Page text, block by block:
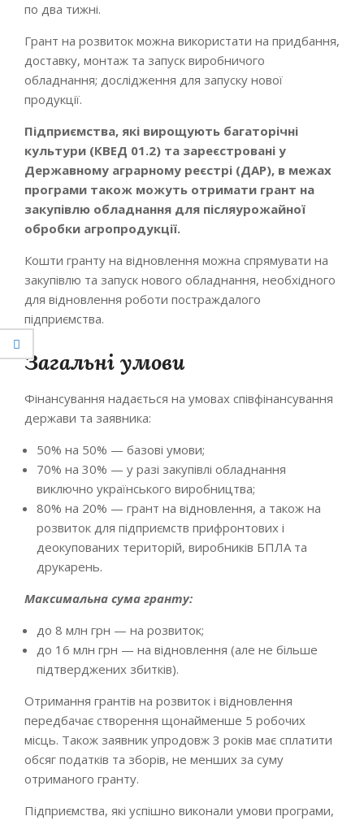
по два тижні.
Грант на розвиток можна використати на придбання,
доставку, монтаж та запуск виробничого
обладнання; дослідження для запуску нової
продукції.
Підприємства, які вирощують багаторічні
культури (КВЕД 01.2) та зареєстровані у
Державному аграрному реєстрі (ДАР), в межах
програми також можуть отримати грант на
закупівлю обладнання для післяурожайної
обробки агропродукції.
Кошти гранту на відновлення можна спрямувати на
закупівлю та запуск нового обладнання, необхідного
для відновлення роботи постраждалого
підприємства.
Загальні умови
Фінансування надається на умовах співфінансування
держави та заявника:
50% на 50% — базові умови;
70% на 30% — у разі закупівлі обладнання
виключно українського виробництва;
80% на 20% — грант на відновлення, а також на
розвиток для підприємств прифронтових і
деокупованих територій, виробників БПЛА та
друкарень.
Максимальна сума гранту:
до 8 млн грн — на розвиток;
до 16 млн грн — на відновлення (але не більше
підтверджених збитків).
Отримання грантів на розвиток і відновлення
передбачає створення щонайменше 5 робочих
місць. Також заявник упродовж 3 років має сплатити
обсяг податків та зборів, не менших за суму
отриманого гранту.
Підприємства, які успішно виконали умови програми,